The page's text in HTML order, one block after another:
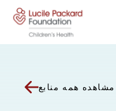
پرش به محتوا
مشاهده همه منابع